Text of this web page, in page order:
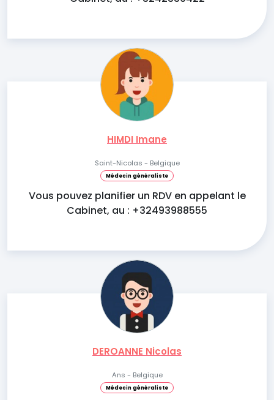
HIMDI Imane
Saint-Nicolas - Belgique
Médecin généraliste
Vous pouvez planifier un RDV en appelant le
Cabinet, au : +32493988555
DEROANNE Nicolas
Ans - Belgique
Médecin généraliste